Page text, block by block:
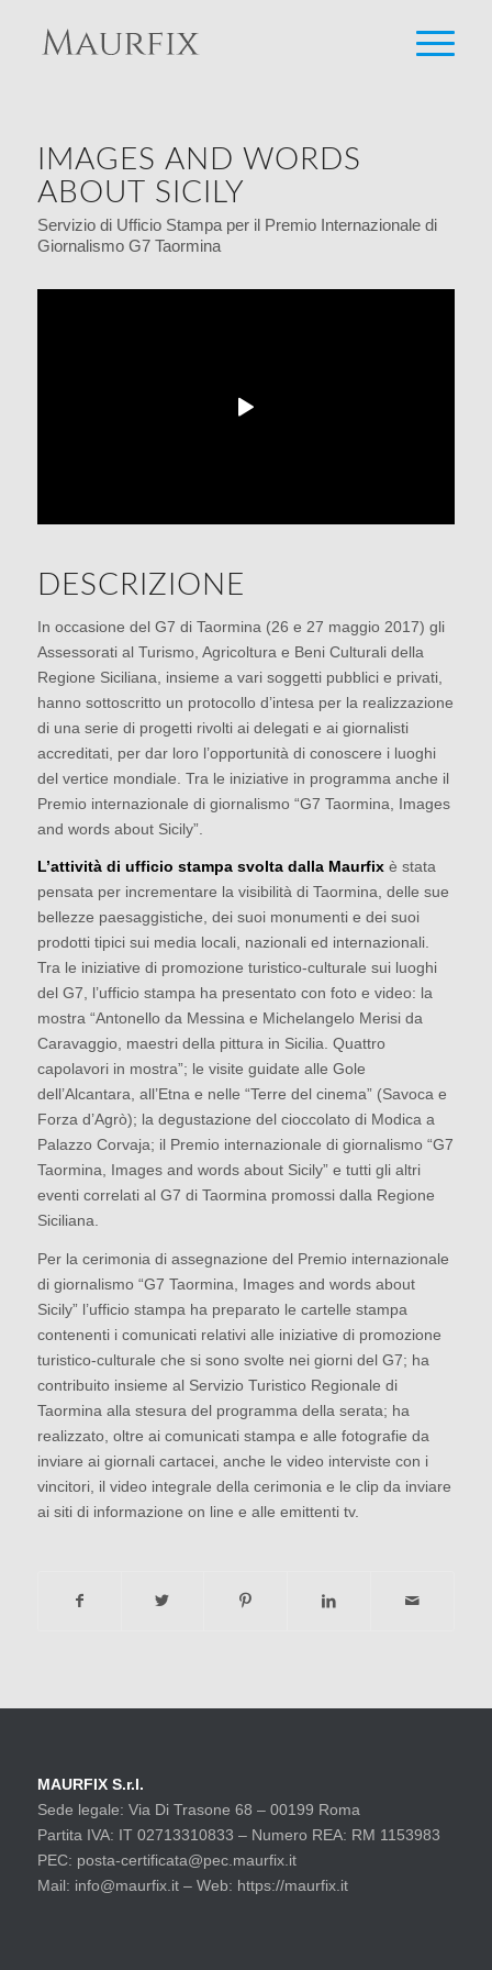
IMAGES AND WORDS
ABOUT SICILY
Servizio di Ufficio Stampa per il Premio Internazionale di
Giornalismo G7 Taormina
DESCRIZIONE
In occasione del G7 di Taormina (26 e 27 maggio 2017) gli
Assessorati al Turismo, Agricoltura e Beni Culturali della
Regione Siciliana, insieme a vari soggetti pubblici e privati,
hanno sottoscritto un protocollo d’intesa per la realizzazione
di una serie di progetti rivolti ai delegati e ai giornalisti
accreditati, per dar loro l’opportunità di conoscere i luoghi
del vertice mondiale. Tra le iniziative in programma anche il
Premio internazionale di giornalismo “G7 Taormina, Images
and words about Sicily”.
L’attività di ufficio stampa svolta dalla Maurfixè stata
pensata per incrementare la visibilità di Taormina, delle sue
bellezze paesaggistiche, dei suoi monumenti e dei suoi
prodotti tipici sui media locali, nazionali ed internazionali.
Tra le iniziative di promozione turistico-culturale sui luoghi
del G7, l’ufficio stampa ha presentato con foto e video: la
mostra “Antonello da Messina e Michelangelo Merisi da
Caravaggio, maestri della pittura in Sicilia. Quattro
capolavori in mostra”; le visite guidate alle Gole
dell’Alcantara, all’Etna e nelle “Terre del cinema” (Savoca e
Forza d’Agrò); la degustazione del cioccolato di Modica a
Palazzo Corvaja; il Premio internazionale di giornalismo “G7
Taormina, Images and words about Sicily” e tutti gli altri
eventi correlati al G7 di Taormina promossi dalla Regione
Siciliana.
Per la cerimonia di assegnazione del Premio internazionale
di giornalismo “G7 Taormina, Images and words about
Sicily” l’ufficio stampa ha preparato le cartelle stampa
contenenti i comunicati relativi alle iniziative di promozione
turistico-culturale che si sono svolte nei giorni del G7; ha
contribuito insieme al Servizio Turistico Regionale di
Taormina alla stesura del programma della serata; ha
realizzato, oltre ai comunicati stampa e alle fotografie da
inviare ai giornali cartacei, anche le video interviste con i
vincitori, il video integrale della cerimonia e le clip da inviare
ai siti di informazione on line e alle emittenti tv.
MAURFIX S.r.l.
Sede legale: Via Di Trasone 68 – 00199 Roma
Partita IVA: IT 02713310833 – Numero REA: RM 1153983
PEC: posta-certificata@pec.maurfix.it
Mail: info@maurfix.it – Web: https://maurfix.it